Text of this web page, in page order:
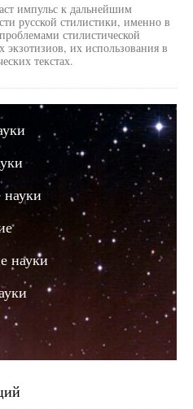
импульс к дальнейшим
русской стилистики, именно в
стилистической
их использования в
текстах.
науки
науки